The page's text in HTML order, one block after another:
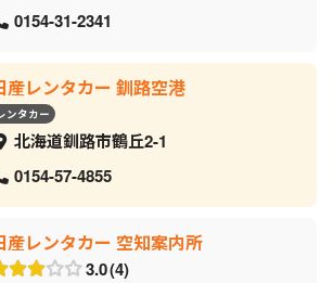
0154-31-2341
産レンタカー 釧路空港
ンタカー
北海道釧路市鶴丘2-1
0154-57-4855
産レンタカー 空知案内所
3.0 4